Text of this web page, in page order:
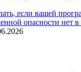
если вашей
опасности нет в